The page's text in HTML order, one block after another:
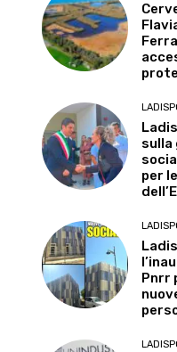
sulla
per
Pnrr